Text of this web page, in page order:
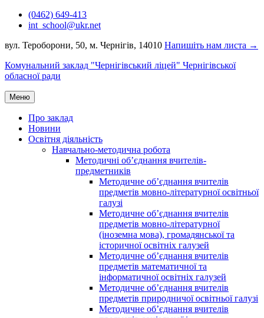
Перейти(0462) 649-413
int_school@ukr.net
вул. Тероборони, 50, м. Чернігів, 14010 Напишіть нам листа →
Комунальний заклад "Чернігівський ліцей" Чернігівської
обласної ради
Меню
Про заклад
Новини
Освітня діяльність
Навчально-методична робота
Методичні об’єднання вчителів-
предметників
Методичне об’єднання вчителів
предметів мовно-літературної освітньої
галузі
Методичне об’єднання вчителів
предметів мовно-літературної
(іноземна мова), громадянської та
історичної освітніх галузей
Методичне об’єднання вчителів
предметів математичної та
інформатичної освітніх галузей
Методичне об’єднання вчителів
предметів природничої освітньої галузі
Методичне об’єднання вчителів